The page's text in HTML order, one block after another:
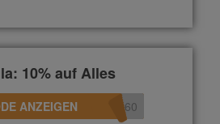
10% auf Alles
ANZEIGEN 360